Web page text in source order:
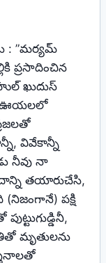
: ”మర్యమ్‌
ప్రసాదించిన
ఖుదుస్‌
ఊయలలో
వివేకాన్నీ
నీవు నా
తయారుచేసి,
పక్షి
మృతులను